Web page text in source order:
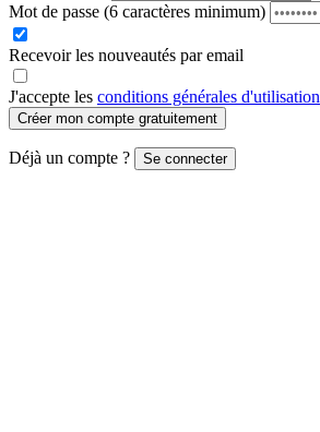
Mot de passe (6 caractères minimum)
Recevoir les nouveautés par email
J'accepte les conditions générales d'utilisation
Créer mon compte gratuitement
Déjà un compte ? Se connecter